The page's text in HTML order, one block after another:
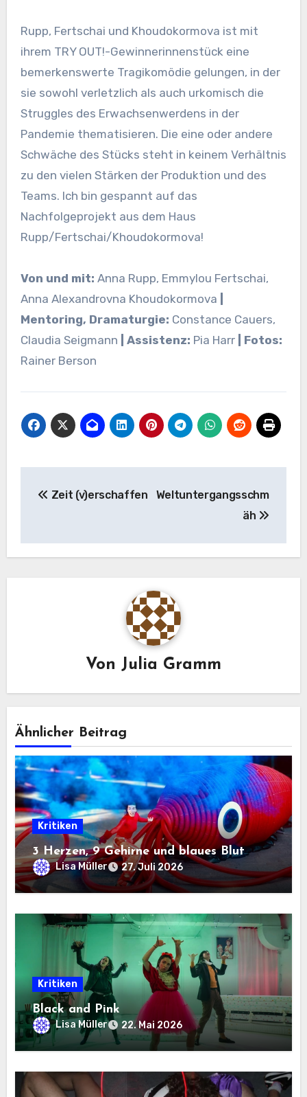
Rupp, Fertschai und Khoudokormova ist mit
ihrem TRY OUT!-Gewinnerinnenstück eine
bemerkenswerte Tragikomödie gelungen, in der
sie sowohl verletzlich als auch urkomisch die
Struggles des Erwachsenwerdens in der
Pandemie thematisieren. Die eine oder andere
Schwäche des Stücks steht in keinem Verhältnis
zu den vielen Stärken der Produktion und des
Teams. Ich bin gespannt auf das
Nachfolgeprojekt aus dem Haus
Rupp/Fertschai/Khoudokormova!
Von und mit: Anna Rupp, Emmylou Fertschai,
Anna Alexandrovna Khoudokormova
Mentoring, Dramaturgie: Constance Cauers,
Claudia Seigmann | Assistenz: Pia Harr
| Fotos:
Rainer Berson
Zeit (v)erschaffen
Weltuntergangsschm
äh
Von Julia Gramm
Ähnlicher Beitrag
Kritiken
3 Herzen, 9 Gehirne und blaues Blut
Lisa Müller 27. Juli 2026
Kritiken
Black and Pink
Lisa Müller 22. Mai 2026